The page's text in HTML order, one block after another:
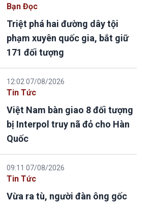
Bạn Đọc
Triệt phá hai đường dây tội
phạm xuyên quốc gia, bắt giữ
171 đối tượng
12:02 07/08/2026
Tin Tức
Việt Nam bàn giao 8 đối tượng
bị Interpol truy nã đỏ cho Hàn
Quốc
09:11 07/08/2026
Tin Tức
Vừa ra tù, người đàn ông gốc